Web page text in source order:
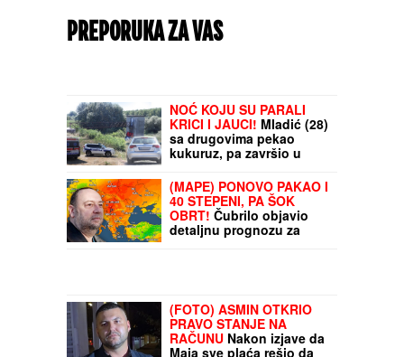
PREPORUKA ZA VAS
NOĆ KOJU SU PARALI
KRICI I JAUCI!Mladić (28)
sa drugovima pekao